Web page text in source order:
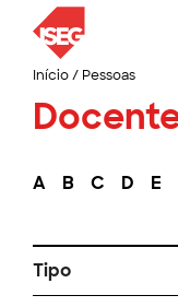
Início/ Pessoas
A B C D E
Tipo